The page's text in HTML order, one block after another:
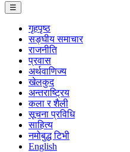
☰
गृहपृष्ठ
सङ्घीय समाचार
राजनीति
प्रवास
अर्थवाणिज्य
खेलकुद
अन्तराष्ट्रिय
कला र शैली
सूचना प्रविधि
साहित्य
नमोबुद्ध टिभी
English